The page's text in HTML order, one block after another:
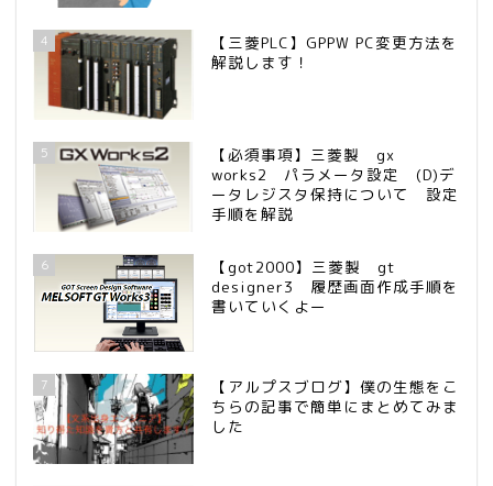
4
【三菱PLC】GPPW PC変更方法を
解説します！
5
【必須事項】三菱製 gx
works2 パラメータ設定 (D)デ
ータレジスタ保持について 設定
手順を解説
6
【got2000】三菱製 gt
designer3 履歴画面作成手順を
書いていくよー
7
【アルプスブログ】僕の生態をこ
ちらの記事で簡単にまとめてみま
した